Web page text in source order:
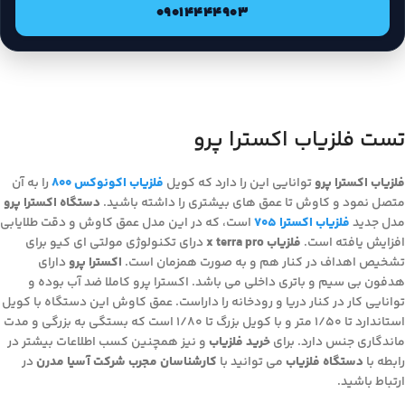
09014444903
تست فلزیاب اکسترا پرو
فلزیاب اکسترا پروتوانایی این را دارد که کویل فلزیاب اکونوکس 800
را به آن
متصل نمود و کاوش تا عمق های بیشتری را داشته باشید. دستگاه اکسترا پرو
مدل جدیدفلزیاب اکسترا 705
است، که در این مدل عمق کاوش و دقت طلایابی
افزایش یافته است. فلزیاب x terra pro
درای تکنولوژی مولتی ای کیو برای
تشخیص اهداف در کنار هم و به صورت همزمان است. اکسترا پرودارای
هدفون بی سیم و باتری داخلی می باشد. اکسترا پرو کاملا ضد آب بوده و
توانایی کار در کنار دریا و رودخانه را داراست. عمق کاوش این دستگاه با کویل
استاندارد تا 1/50 متر و با کویل بزرگ تا 1/80 است که بستگی به بزرگی و مدت
ماندگاری جنس دارد. برایخرید فلزیابو نیز همچنین کسب اطلاعات بیشتر در
رابطه با دستگاه فلزیابمی توانید با کارشناسان مجرب شرکت آسیا مدرندر
ارتباط باشید.